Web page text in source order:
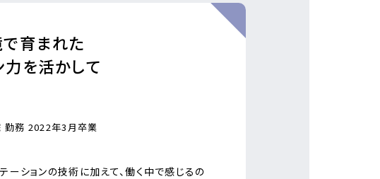
育まれた
力を活かして
勤務 2022年3月卒業
ーションの技術に加えて、働く中で感じるの